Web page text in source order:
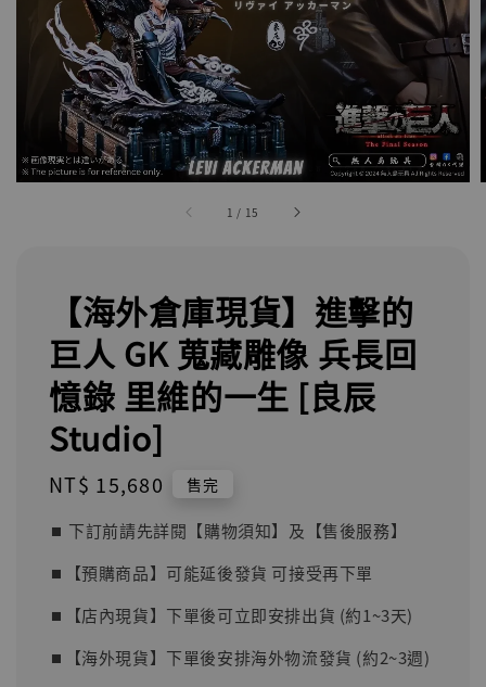
1 / 15
【海外倉庫現貨】進擊的
巨人 GK 蒐藏雕像 兵長回
憶錄 里維的一生 [良辰
Studio]
Regular
NT$ 15,680 售完
⏹︎ 下訂前請先詳閱【購物須知】及【售後服務】
⏹︎【預購商品】可能延後發貨 可接受再下單
⏹︎【店內現貨】下單後可立即安排出貨 (約1~3天)
⏹︎【海外現貨】下單後安排海外物流發貨 (約2~3週)